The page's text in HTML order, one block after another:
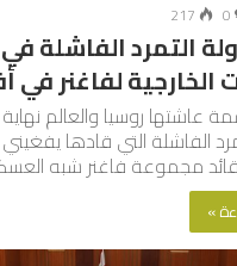
0
217
التمرد الفاشلة
الخارجية لفاغنر في
عاشتها روسيا والعالم
الفاشلة التي قادها يفغيني
مجموعة فاغنر شبه
»